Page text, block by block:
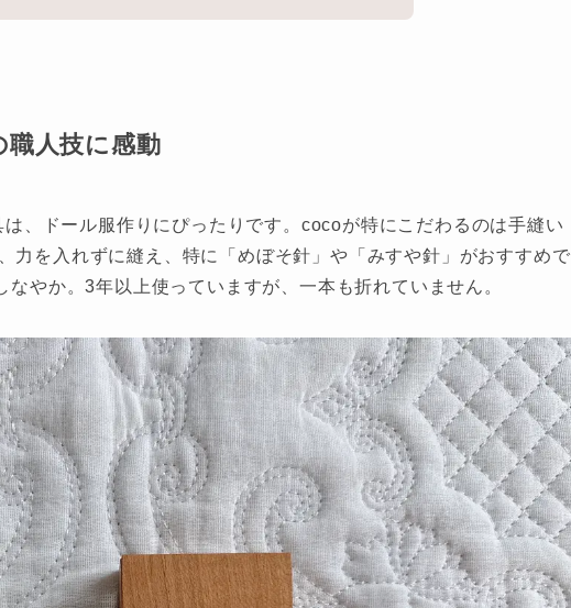
人技に感動
、ドール服作りにぴったりです。cocoが特にこだわるのは手縫い
力を入れずに縫え、特に「めぼそ針」や「みすや針」がおすすめで
やか。3年以上使っていますが、一本も折れていません。